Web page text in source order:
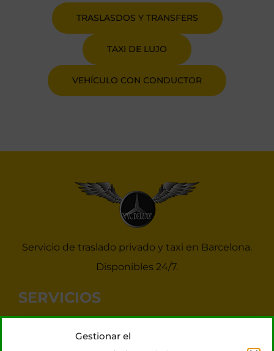
Gestionar el
TRASLASDOS Y TRANSFERS
TAXI DE LUJO
VEHÍCULO CON CONDUCTOR
Servicio de traslado privado y taxi en Barcelona.
Disponibles 24/7.
SERVICIOS